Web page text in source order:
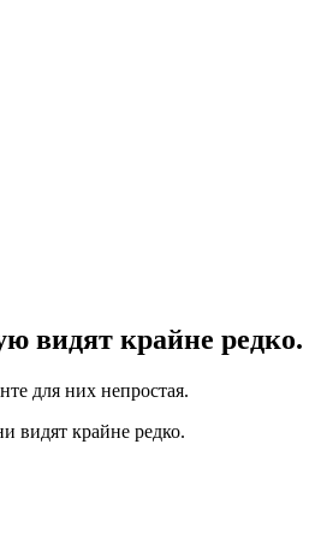
видят крайне редко.
для них непростая.
видят крайне редко.